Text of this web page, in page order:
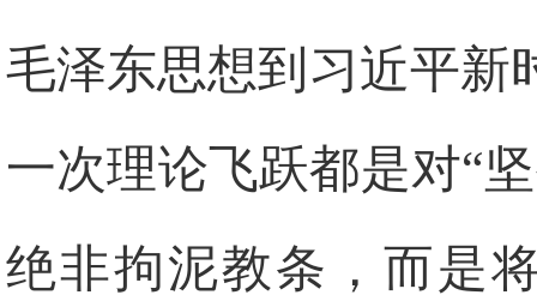
毛泽东思想到习近平新
一次理论飞跃都是对“
绝非拘泥教条，而是